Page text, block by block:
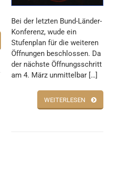
Bei der letzten Bund-Länder-
Konferenz, wude ein
Stufenplan für die weiteren
Öffnungen beschlossen. Da
der nächste Öffnungsschritt
am 4. März unmittelbar […]
WEITERLESEN